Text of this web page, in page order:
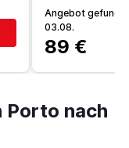
Angebot
03.08.
89 €
Porto nach